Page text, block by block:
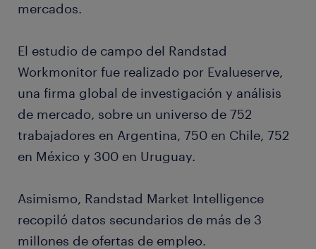
mercados.
El estudio de campo del Randstad
Workmonitor fue realizado por Evalueserve,
una firma global de investigación y análisis
de mercado, sobre un universo de 752
trabajadores en Argentina, 750 en Chile, 752
en México y 300 en Uruguay.
Asimismo, Randstad Market Intelligence
recopiló datos secundarios de más de 3
millones de ofertas de empleo.